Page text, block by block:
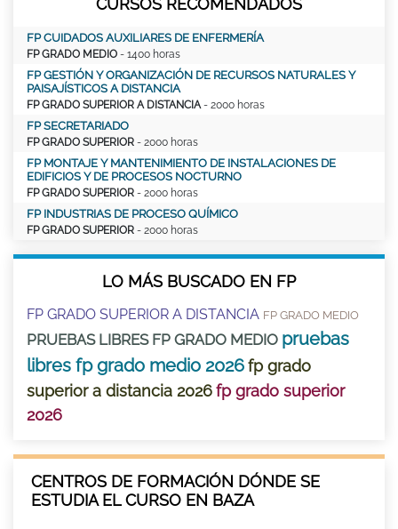
CURSOS RECOMENDADOS
FP CUIDADOS AUXILIARES DE ENFERMERÍA
FP GRADO MEDIO - 1400 horas
FP GESTIÓN Y ORGANIZACIÓN DE RECURSOS NATURALES Y
PAISAJÍSTICOS A DISTANCIA
FP GRADO SUPERIOR A DISTANCIA- 2000 horas
FP SECRETARIADO
FP GRADO SUPERIOR - 2000 horas
FP MONTAJE Y MANTENIMIENTO DE INSTALACIONES DE
EDIFICIOS Y DE PROCESOS NOCTURNO
FP GRADO SUPERIOR - 2000 horas
FP INDUSTRIAS DE PROCESO QUÍMICO
FP GRADO SUPERIOR - 2000 horas
LO MÁS BUSCADO EN FP
FP GRADO SUPERIOR A DISTANCIA FP GRADO MEDIO
PRUEBAS LIBRES FP GRADO MEDIO pruebas
libres fp grado medio 2026fp grado
superior a distancia 2026fp grado superior
2026
CENTROS DE FORMACIÓN DÓNDE SE
ESTUDIA EL CURSO EN BAZA